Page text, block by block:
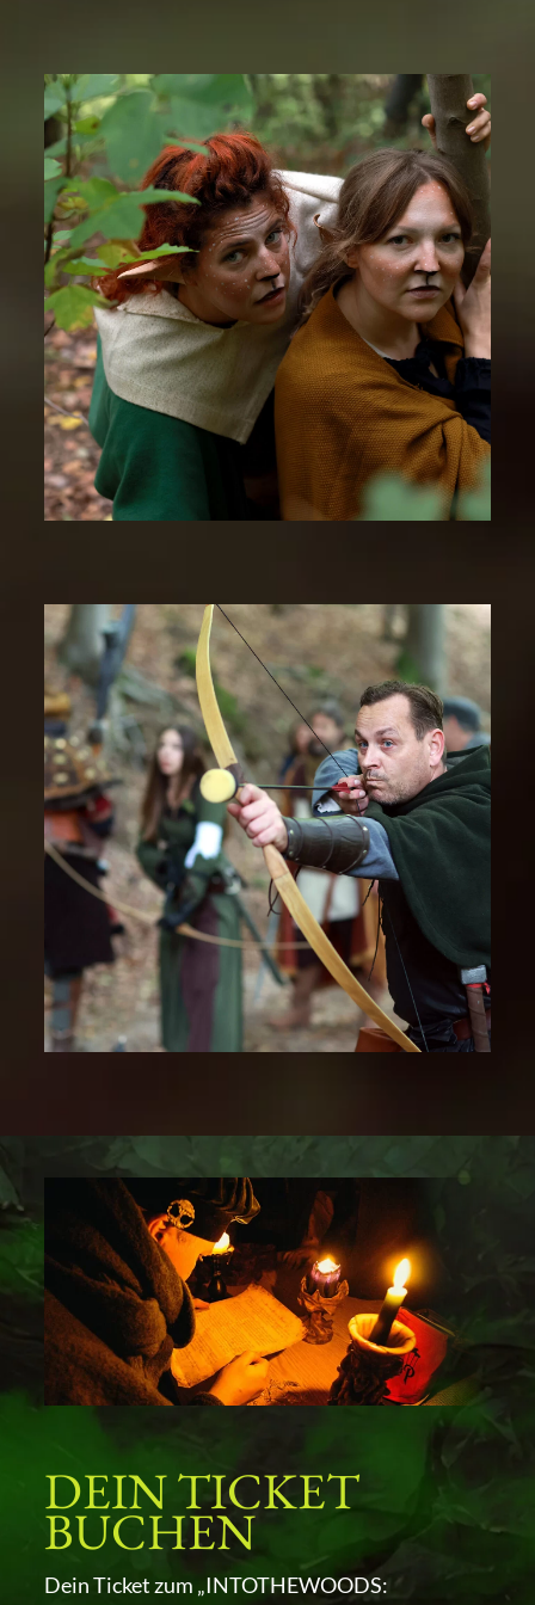
DEIN TICKET
BUCHEN
Dein Ticket zum „INTOTHEWOODS: